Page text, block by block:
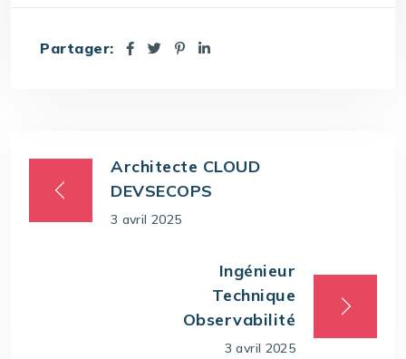
Partager:
Architecte CLOUD
DEVSECOPS
3 avril 2025
Ingénieur
Technique
Observabilité
3 avril 2025